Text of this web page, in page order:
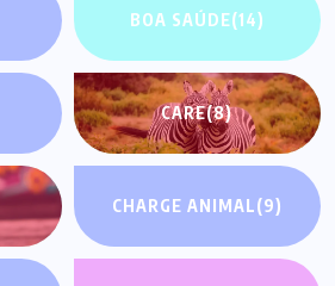
BOA SAÚDE(14)
CARE(8)
CHARGE ANIMAL(9)